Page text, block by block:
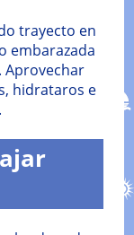
trayecto en
embarazada
Aprovechar
hidrataros e